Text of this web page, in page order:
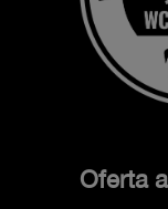
Oferta